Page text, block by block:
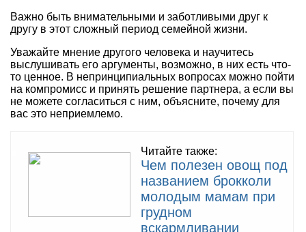
Важно быть внимательными и заботливыми друг к
другу в этот сложный период семейной жизни.
Уважайте мнение другого человека и научитесь
выслушивать его аргументы, возможно, в них есть что-
то ценное. В непринципиальных вопросах можно пойти
на компромисс и принять решение партнера, а если вы
не можете согласиться с ним, объясните, почему для
вас это неприемлемо.
Читайте также:
Чем полезен овощ под
названием брокколи
молодым мамам при
грудном
вскармливании